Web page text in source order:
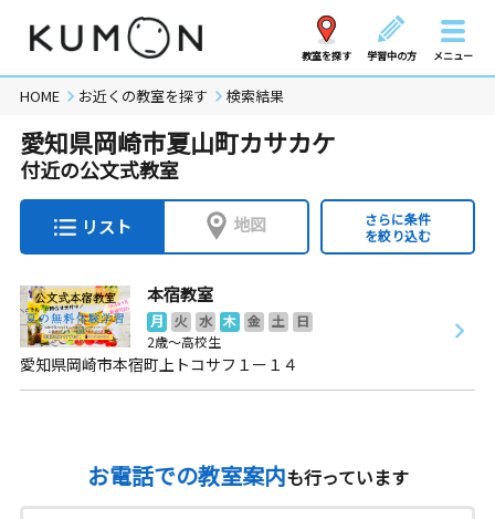
教室を探す 学習中の方 メニュー
HOME お近くの教室を探す 検索結果
愛知県岡崎市夏山町カサカケ
付近の公文式教室
リスト 地図
さらに条件
を絞り込む
本宿教室
月 火 水 木 金 土
日
2歳～高校生
愛知県岡崎市本宿町上トコサフ１ー１４
お電話での教室案内も行っています